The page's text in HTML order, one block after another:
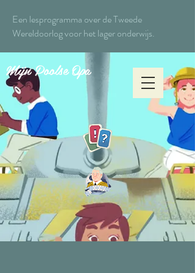
Mijn Poolse Opa
Een lesprogramma over de Tweede
Wereldoorlog voor het lager onderwijs.